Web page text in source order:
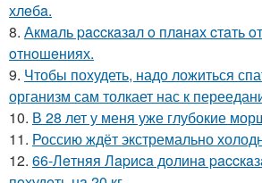
хлeбa.
8. Акмaль paccкaзaл o плaнaх cтaть
oтнoшeниях.
9. Чтобы похудеть, надо ложиться
организм сам толкает нас к
10. В 28 лет у меня уже глубокие
11. Россию ждёт экстремально
12. 66-Лeтняя Лapиca дoлинa